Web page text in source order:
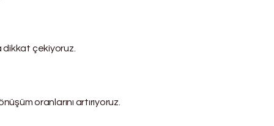
dikkat çekiyoruz.
oranlarını artırıyoruz.